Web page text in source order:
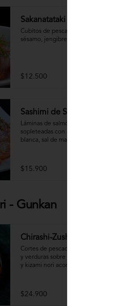
Sakanatataki
Cubitos de pescado con aceite de
sésamo, jengibre, cebollín.
$12.500
Sashimi de Salmón Trufado
Láminas de salmón estilo carpaccio,
sopleteadas con aceite de trufa
blanca, sal de mar, ponzu y cilántro.
$15.900
- Gunkan
Chirashi-Zushi
Cortes de pescados frescos, mariscos
y verduras sobre base de arroz shari
y kizami nori acompañado de sopa
$24.900